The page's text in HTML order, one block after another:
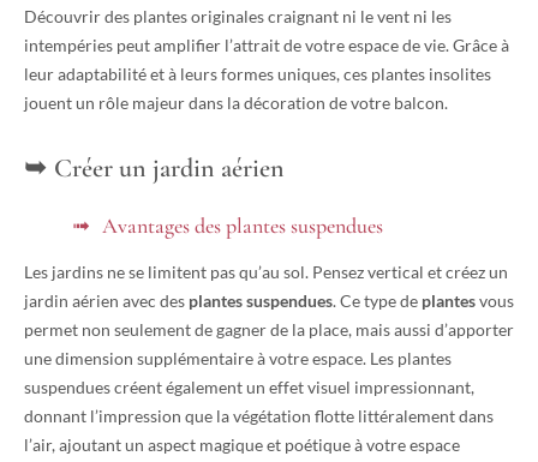
Découvrir des plantes originales craignant ni le vent ni les
intempéries peut amplifier l’attrait de votre espace de vie. Grâce à
leur adaptabilité et à leurs formes uniques, ces plantes insolites
jouent un rôle majeur dans la décoration de votre balcon.
Créer un jardin aérien
Avantages des plantes suspendues
Les jardins ne se limitent pas qu’au sol. Pensez vertical et créez un
jardin aérien avec des plantes suspendues. Ce type de plantesvous
permet non seulement de gagner de la place, mais aussi d’apporter
une dimension supplémentaire à votre espace. Les plantes
suspendues créent également un effet visuel impressionnant,
donnant l’impression que la végétation flotte littéralement dans
l’air, ajoutant un aspect magique et poétique à votre espace